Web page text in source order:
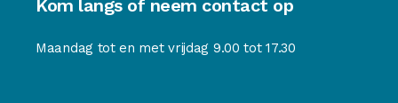
Kom langs of neem contact op
Maandag tot en met vrijdag 9.00 tot 17.30